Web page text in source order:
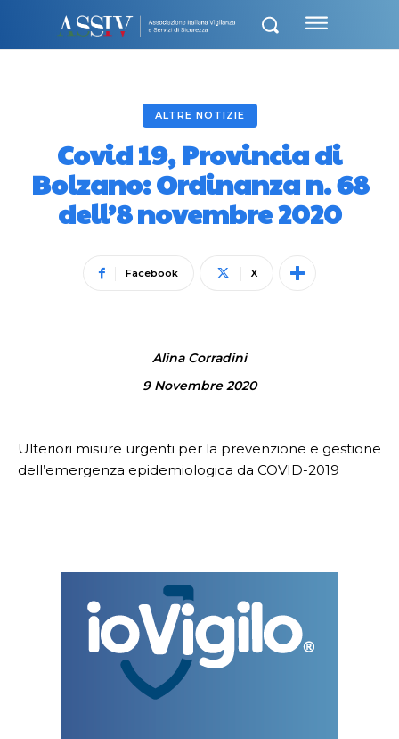
ALTRE NOTIZIE
Covid 19, Provincia di
Bolzano: Ordinanza n. 68
dell’8 novembre 2020
Facebook X
Alina Corradini
9 Novembre 2020
Ulteriori misure urgenti per la prevenzione e gestione
dell’emergenza epidemiologica da COVID-2019